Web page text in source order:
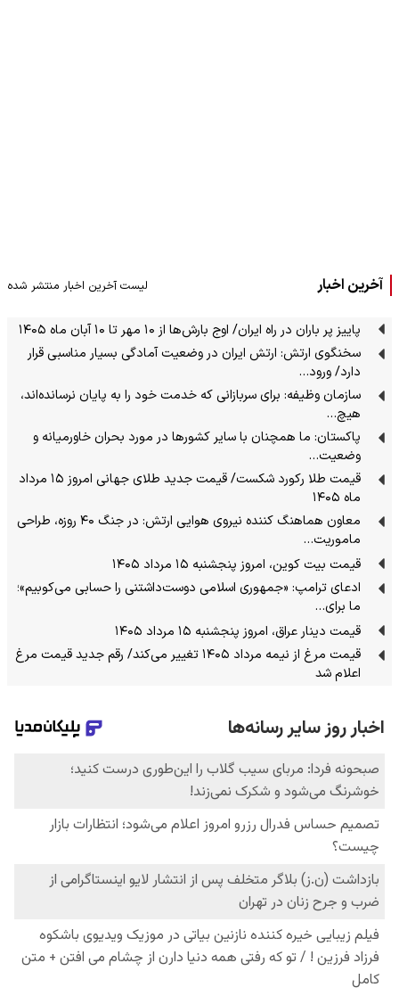
آخرین اخبار لیست آخرین اخبار منتشر شده
پاییز پر باران در راه ایران/ اوج بارش‌ها از ۱۰ مهر تا ۱۰ آبان ماه ۱۴۰۵
سخنگوی ارتش: ارتش ایران در وضعیت آمادگی بسیار مناسبی قرار
دارد/ ورود…
سازمان وظیفه: برای سربازانی که خدمت خود را به پایان نرسانده‌اند،
هیچ…
پاکستان: ما همچنان با سایر کشورها در مورد بحران خاورمیانه و
وضعیت…
قیمت طلا رکورد شکست/ قیمت جدید طلای جهانی امروز ۱۵ مرداد
ماه ۱۴۰۵
معاون هماهنگ کننده نیروی هوایی ارتش: در جنگ ۴۰ روزه، طراحی
ماموریت…
قیمت بیت کوین، امروز پنجشنبه ۱۵ مرداد ۱۴۰۵
ادعای ترامپ: «جمهوری اسلامی دوست‌داشتنی را حسابی می‌کوبیم»؛
ما برای…
قیمت دینار عراق، امروز پنجشنبه ۱۵ مرداد ۱۴۰۵
قیمت مرغ از نیمه مرداد ۱۴۰۵ تغییر می‌کند/ رقم جدید قیمت مرغ
اعلام شد